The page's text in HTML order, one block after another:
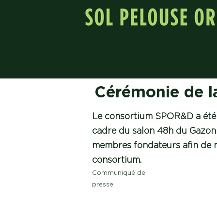
Cérémonie de
Le consortium SPOR&D a
cadre du salon 48h du
membres fondateurs afin
consortium.
Communiqué de
presse